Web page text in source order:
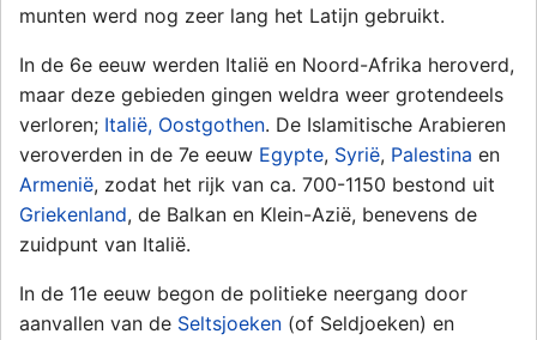
munten werd nog zeer lang het Latijn gebruikt.
In de 6e eeuw werden Italië en Noord-Afrika heroverd,
maar deze gebieden gingen weldra weer grotendeels
verloren; Italië, Oostgothen. De Islamitische Arabieren
veroverden in de 7e eeuw Egypte, Syrië, Palestina en
Armenië, zodat het rijk van ca. 700-1150 bestond uit
Griekenland, de Balkan en Klein-Azië, benevens de
zuidpunt van Italië.
In de 11e eeuw begon de politieke neergang door
aanvallen van de Seltsjoeken (of Seldjoeken) en